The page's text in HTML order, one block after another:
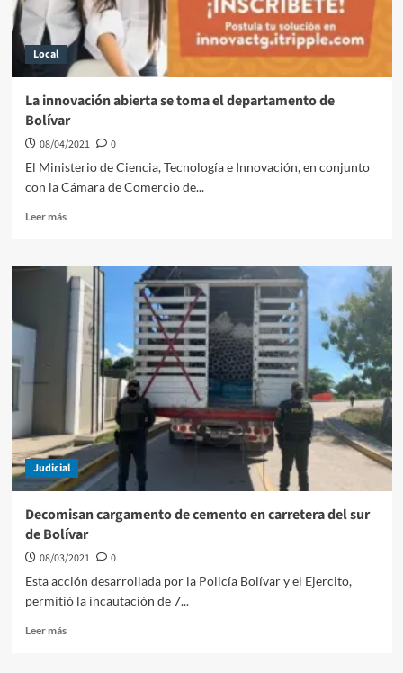
Local
La innovación abierta se toma el departamento de
Bolívar
08/04/2021
0
El Ministerio de Ciencia, Tecnología e Innovación, en conjunto
con la Cámara de Comercio de...
Leer másLeer
La
innovación
abierta
toma
departamento
Bolívar
Judicial
Decomisan cargamento de cemento en carretera del sur
de Bolívar
08/03/2021
0
Esta acción desarrollada por la Policía Bolívar y el Ejercito,
permitió la incautación de 7...
Leer másLeer